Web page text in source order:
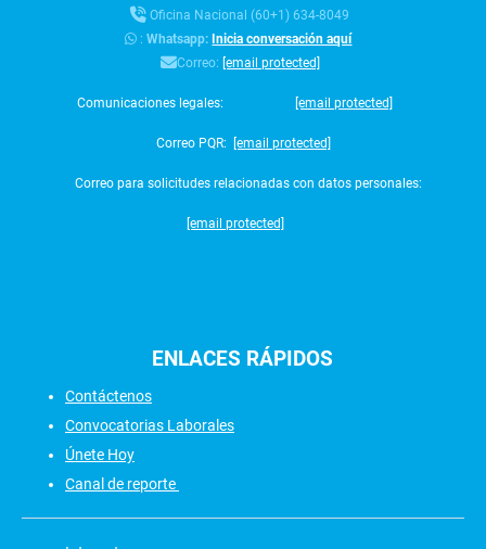
Oficina Nacional (60+1) 634-8049
:Whatsapp:Inicia conversación aquí
Correo: [email protected]
Comunicaciones legales: [email protected]
Correo PQR: [email protected]
Correo para solicitudes relacionadas con datos personales:
[email protected]
ENLACES RÁPIDOS
Contáctenos
Convocatorias Laborales
Únete Hoy
Canal de reporte